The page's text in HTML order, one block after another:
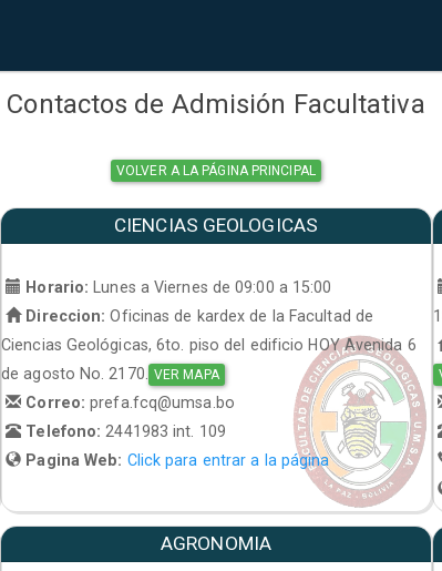
Contactos de Admisión Facultativa
VOLVER A LA PÁGINA PRINCIPAL
CIENCIAS GEOLOGICAS
Horario:
Lunes a Viernes de 09:00 a 15:00
Direccion: Oficinas de kardex de la Facultad de
Ciencias Geológicas, 6to. piso del edificio HOY Avenida 6
de agosto No. 2170.
VER MAPA
Correo:prefa.fcq@umsa.bo
Telefono: 2441983 int. 109
Pagina Web: Click para entrar a la página
AGRONOMIA